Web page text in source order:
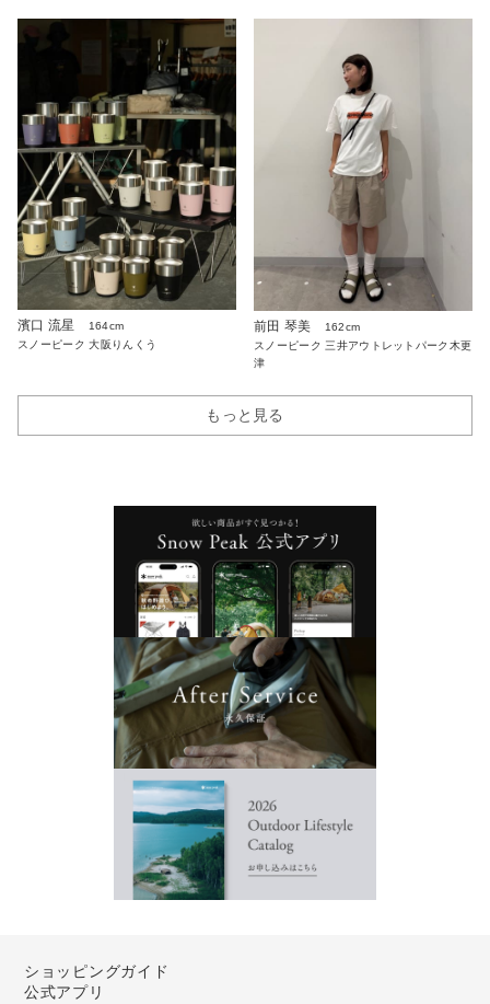
濱口 流星
164cm
スノーピーク 大阪りんくう
前田 琴美
162cm
スノーピーク 三井アウトレットパーク木更
津
もっと見る
ショッピングガイド
公式アプリ